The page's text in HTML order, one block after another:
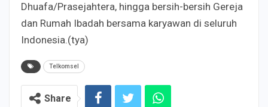
Dhuafa/Prasejahtera, hingga bersih-bersih Gereja
dan Rumah Ibadah bersama karyawan di seluruh
Indonesia.(tya)
Telkomsel
Share